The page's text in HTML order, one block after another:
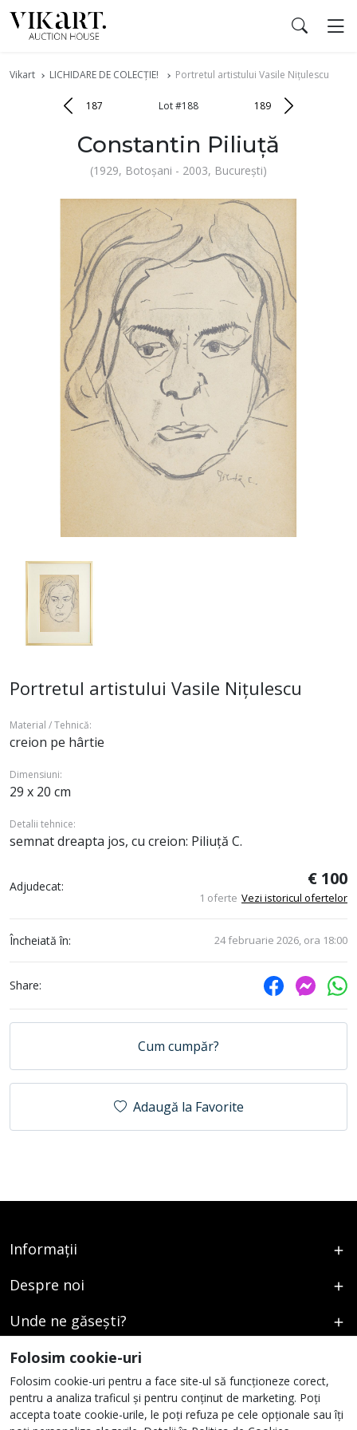
Vikart LICHIDARE DE COLECȚIE! Portretul artistului Vasile Nițulescu
187 Lot #188 189
Constantin Piliuță
(1929, Botoșani - 2003, București)
Portretul artistului Vasile Nițulescu
Material / Tehnică:
creion pe hârtie
Dimensiuni:
29 x 20 cm
Detalii tehnice:
semnat dreapta jos, cu creion: Piliuță C.
Adjudecat: € 100
1 oferte Vezi istoricul ofertelor
Încheiată în: 24 februarie 2026, ora 18:00
Share:
Cum cumpăr?
Adaugă la Favorite
Informații
Despre noi
Unde ne găsești?
Urmați-ne
Folosim cookie-uri
Folosim cookie-uri pentru a face site-ul să funcționeze corect,
pentru a analiza traficul și pentru conținut de marketing. Poți
accepta toate cookie-urile, le poți refuza pe cele opționale sau îți